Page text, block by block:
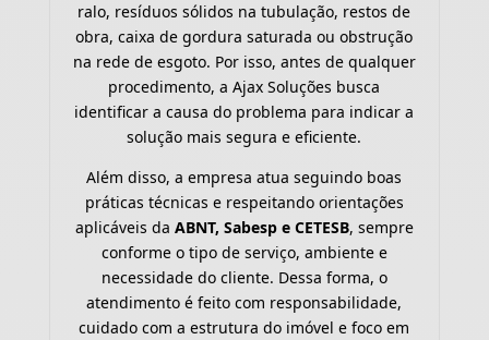
ralo, resíduos sólidos na tubulação, restos de
obra, caixa de gordura saturada ou obstrução
na rede de esgoto. Por isso, antes de qualquer
procedimento, a Ajax Soluções busca
identificar a causa do problema para indicar a
solução mais segura e eficiente.
Além disso, a empresa atua seguindo boas
práticas técnicas e respeitando orientações
aplicáveis da ABNT, Sabesp e CETESB, sempre
conforme o tipo de serviço, ambiente e
necessidade do cliente. Dessa forma, o
atendimento é feito com responsabilidade,
cuidado com a estrutura do imóvel e foco em